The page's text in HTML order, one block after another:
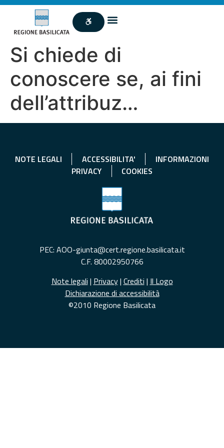
Si chiede di
conoscere se, ai fini
dell’attribuz…
NOTE LEGALI ACCESSIBILITA'
INFORMAZIONI
PRIVACY
COOKIES
PEC: AOO-giunta@cert.regione.basilicata.it
C.F. 80002950766
Note legali | Privacy| Crediti | Il Logo
Dichiarazione di accessibilità
©2010 Regione Basilicata